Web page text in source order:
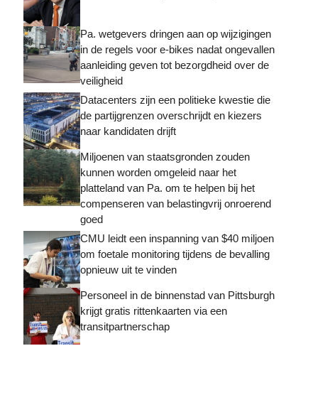
Pa. wetgevers dringen aan op wijzigingen
in de regels voor e-bikes nadat ongevallen
aanleiding geven tot bezorgdheid over de
veiligheid
Datacenters zijn een politieke kwestie die
de partijgrenzen overschrijdt en kiezers
naar kandidaten drijft
Miljoenen van staatsgronden zouden
kunnen worden omgeleid naar het
platteland van Pa. om te helpen bij het
compenseren van belastingvrij onroerend
goed
CMU leidt een inspanning van $40 miljoen
om foetale monitoring tijdens de bevalling
opnieuw uit te vinden
Personeel in de binnenstad van Pittsburgh
krijgt gratis rittenkaarten via een
transitpartnerschap